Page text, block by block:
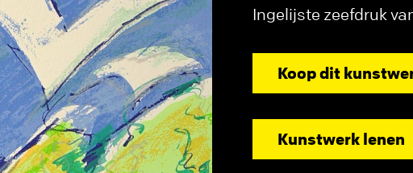
Ingelijste zeefdruk
Koop dit
Kunstwerk lenen